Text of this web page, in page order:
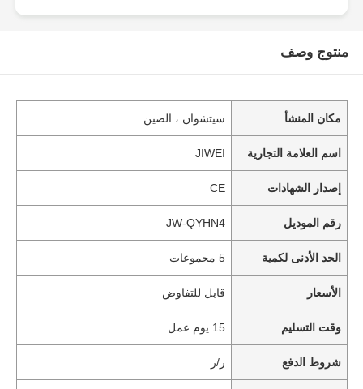
منتوج وصف
مكان المنشأ سيتشوان ، الصين
اسم العلامة التجارية JIWEI
إصدار الشهادات CE
رقم الموديل JW-QYHN4
الحد الأدنى لكمية 5 مجموعات
الأسعار قابل للتفاوض
وقت التسليم 15 يوم عمل
شروط الدفع ر/ر